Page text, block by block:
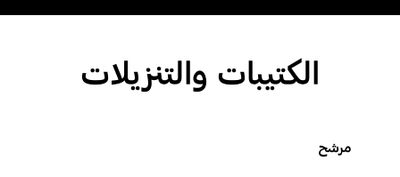
الكتيبات والتنزيلات
مرشح